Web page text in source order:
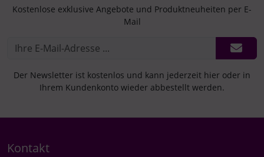
Kostenlose exklusive Angebote und Produktneuheiten per E-
Mail
Der Newsletter ist kostenlos und kann jederzeit hier oder in
Ihrem Kundenkonto wieder abbestellt werden.
Kontakt